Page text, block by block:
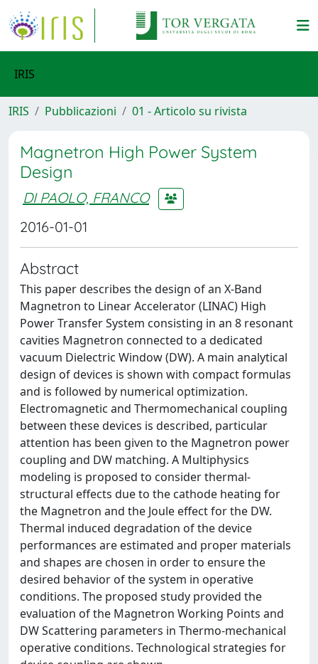
IRIS
IRIS Pubblicazioni 01 - Articolo su rivista
Magnetron High Power System
Design
DI PAOLO, FRANCO
2016-01-01
Abstract
This paper describes the design of an X-Band
Magnetron to Linear Accelerator (LINAC) High
Power Transfer System consisting in an 8 resonant
cavities Magnetron connected to a dedicated
vacuum Dielectric Window (DW). A main analytical
design of devices is shown with compact formulas
and is followed by numerical optimization.
Electromagnetic and Thermomechanical coupling
between these devices is described, particular
attention has been given to the Magnetron power
coupling and DW matching. A Multiphysics
modeling is proposed to consider thermal-
structural effects due to the cathode heating for
the Magnetron and the Joule effect for the DW.
Thermal induced degradation of the device
performances are estimated and proper materials
and shapes are chosen in order to ensure the
desired behavior of the system in operative
conditions. The proposed study provided the
evaluation of the Magnetron Working Points and
DW Scattering parameters in Thermo-mechanical
operative conditions. Technological strategies for